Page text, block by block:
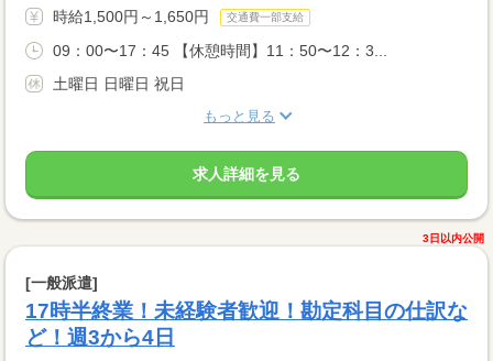
時給1,500円～1,650円 交通費一部支給
09：00〜17：45 【休憩時間】11：50〜12：3...
土曜日 日曜日 祝日
もっと見る
求人詳細を見る
3日以内公開
[一般派遣]
17時半終業！未経験者歓迎！勘定科目の仕訳な
ど！週3から4日